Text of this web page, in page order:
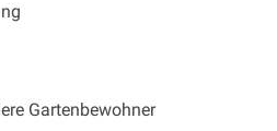
Gartenbewohner